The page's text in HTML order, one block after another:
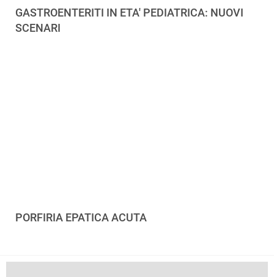
GASTROENTERITI IN ETA' PEDIATRICA: NUOVI
SCENARI
PORFIRIA EPATICA ACUTA